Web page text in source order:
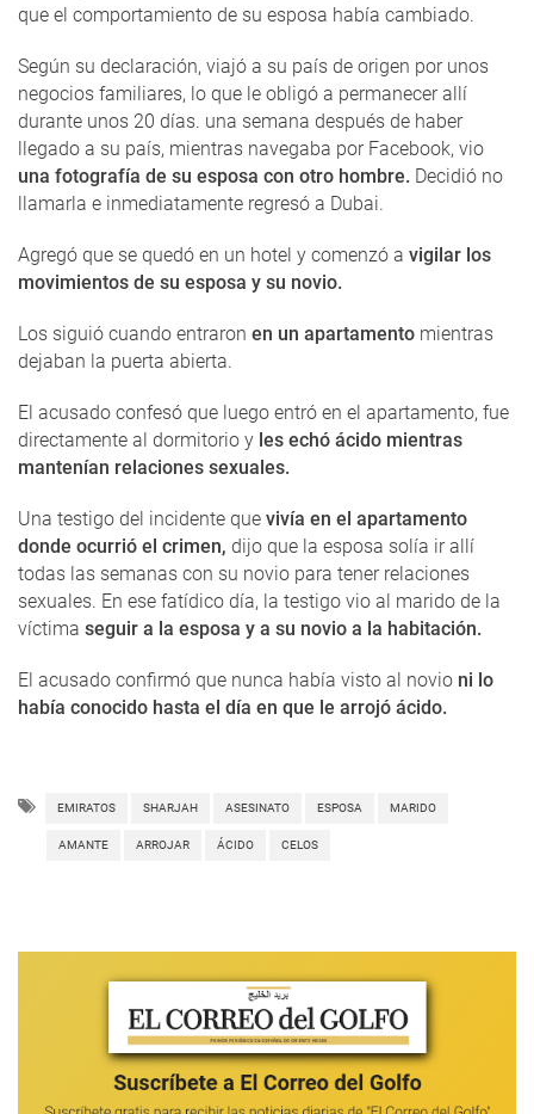
que el comportamiento de su esposa había cambiado.
Según su declaración, viajó a su país de origen por unos
negocios familiares, lo que le obligó a permanecer allí
durante unos 20 días. una semana después de haber
llegado a su país, mientras navegaba por Facebook, vio
una fotografía de su esposa con otro hombre. Decidió no
llamarla e inmediatamente regresó a Dubai.
Agregó que se quedó en un hotel y comenzó a vigilar los
movimientos de su esposa y su novio.
Los siguió cuando entraron en un apartamento mientras
dejaban la puerta abierta.
El acusado confesó que luego entró en el apartamento, fue
directamente al dormitorio y les echó ácido mientras
mantenían relaciones sexuales.
Una testigo del incidente que vivía en el apartamento
donde ocurrió el crimen, dijo que la esposa solía ir allí
todas las semanas con su novio para tener relaciones
sexuales. En ese fatídico día, la testigo vio al marido de la
víctima seguir a la esposa y a su novio a la habitación.
El acusado confirmó que nunca había visto al novio ni lo
había conocido hasta el día en que le arrojó ácido.
EMIRATOS SHARJAH ASESINATO ESPOSA MARIDO
AMANTE ARROJAR ÁCIDO CELOS